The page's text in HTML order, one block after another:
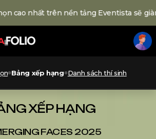
cao nhất trên nền tảng Eventista sẽ
Bảng xếp hạng Danh sách thí sinh
XẾP HẠNG
FACES 2025